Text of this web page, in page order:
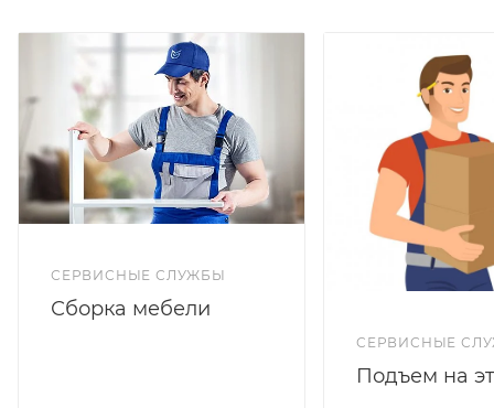
СЕРВИСНЫЕ СЛУЖБЫ
Сборка мебели
СЕРВИСНЫЕ
Подъем на